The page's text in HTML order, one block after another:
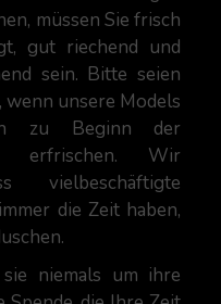
müssen Sie frisch
gut riechend und
sein. Bitte seien
wenn unsere Models
zu Beginn der
erfrischen. Wir
vielbeschäftigte
die Zeit haben,
niemals um ihre